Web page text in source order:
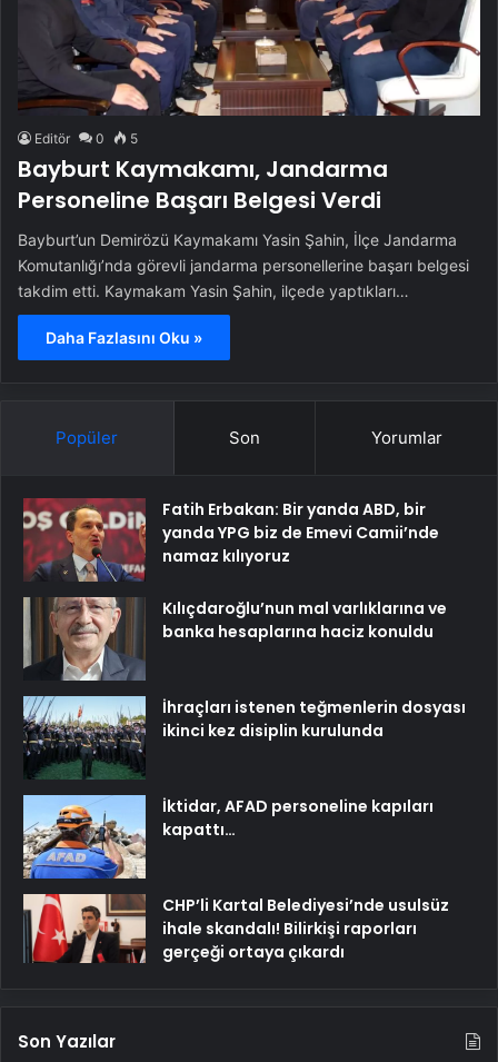
Editör 0 5
Bayburt Kaymakamı, Jandarma
Personeline Başarı Belgesi Verdi
Bayburt’un Demirözü Kaymakamı Yasin Şahin, İlçe Jandarma
Komutanlığı’nda görevli jandarma personellerine başarı belgesi
takdim etti. Kaymakam Yasin Şahin, ilçede yaptıkları…
Daha Fazlasını Oku »
Popüler Son Yorumlar
Fatih Erbakan: Bir yanda ABD, bir
yanda YPG biz de Emevi Camii’nde
namaz kılıyoruz
Kılıçdaroğlu’nun mal varlıklarına ve
banka hesaplarına haciz konuldu
İhraçları istenen teğmenlerin dosyası
ikinci kez disiplin kurulunda
İktidar, AFAD personeline kapıları
kapattı…
CHP’li Kartal Belediyesi’nde usulsüz
ihale skandalı! Bilirkişi raporları
gerçeği ortaya çıkardı
Son Yazılar